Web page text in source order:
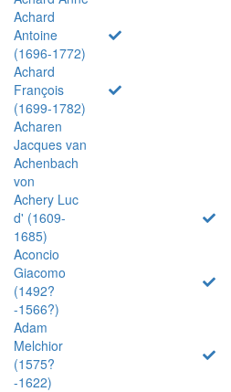
Achard
Antoine
(1696-1772)
Achard
François
(1699-1782)
Acharen
Jacques van
Achenbach
von
Achery Luc
d' (1609-
1685)
Aconcio
Giacomo
(1492?
-1566?)
Adam
Melchior
(1575?
-1622)